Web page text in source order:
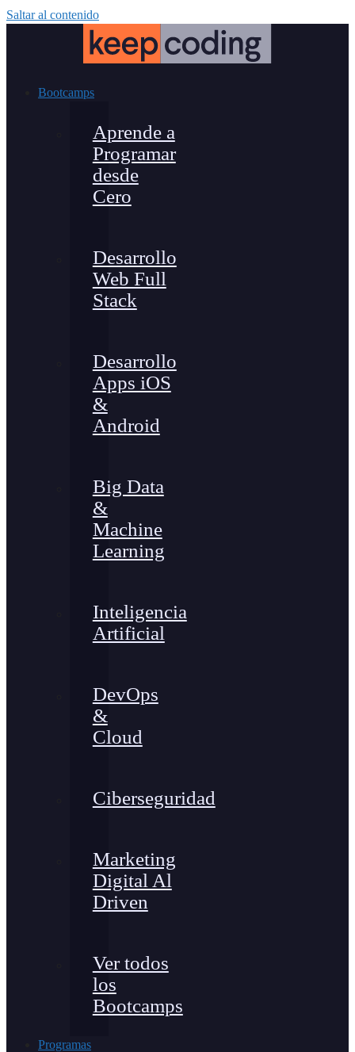
Saltar al contenido
Bootcamps
Aprende a
Programar
desde
Cero
Desarrollo
Web Full
Stack
Desarrollo
Apps iOS
&
Android
Big Data
&
Machine
Learning
Inteligencia
Artificial
DevOps
&
Cloud
Ciberseguridad
Marketing
Digital Al
Driven
Ver todos
los
Bootcamps
Programas